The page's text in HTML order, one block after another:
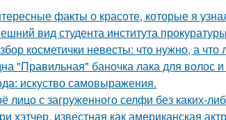
факты о красоте, которые я
вид студента института
косметички невесты: что нужно, а что
"Правильная" баночка лака для волос
искуство самовыражения.
лицо с загруженного селфи без каких-
хэтчер, известная как американская